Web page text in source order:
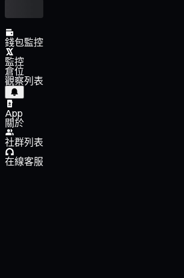
錢包監控
監控
倉位
觀察列表
App
關於
社群列表
在線客服